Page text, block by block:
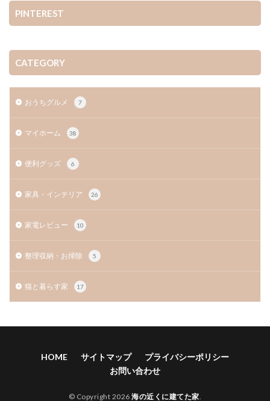
PINTEREST
CATEGORY
おうちグルメ 7
マイホーム 38
便利グッズ 6
家具・インテリア 26
家電レビュー 10
整理収納・お掃除 5
猫と暮らす家 17
HOME サイトマップ
プライバシーポリシー
お問い合わせ
© Copyright 2026海の近くに建てた家